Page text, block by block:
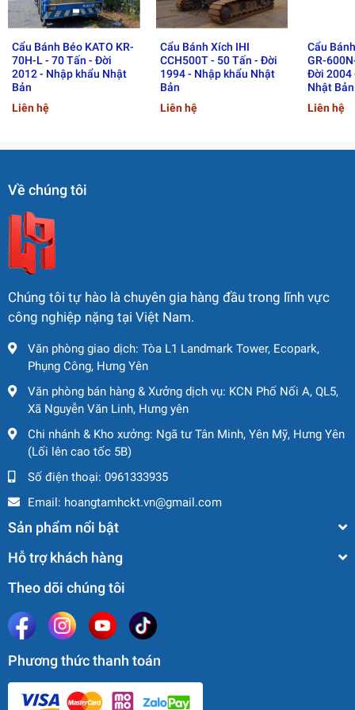
2.2 Khả Năng Di Chuyển
Tốc độ di chuyển tối đa: 85 km/h
Bán kính quay tối thiểu: 24 m
Khoảng sáng gầm xe: 260 mm
Khả năng leo dốc tối đa: 43%
3. Hiệu Suất Nâng Của Cẩu
Zoomlion ZTC350H552
3.1 Tải Trọng Và Mô-men Nâng
Tải trọng nâng tối đa: 35 tấn
Mô-men nâng lớn nhất (cần cơ bản): 1568 kN·m
3.2 Cấu Hình Cần Nâng
Chiều dài cần cơ bản: 11.2 m
Chiều dài tối đa khi kết hợp cần chính + cần phụ: 60
m
Góc lệch cần phụ: 0°, 15°, 30°
Trọng lượng đối trọng: 8 tấn
4. Tốc Độ Làm Việc
Thời gian nâng cần: 45 giây
Tốc độ quay: 0 ~ 2.2 vòng/phút
Cẩu Bánh Béo KATO KR-
70H-L - 70 Tấn - Đời
2012 - Nhập khẩu Nhật
Bản
Liên hệ
Cẩu Bánh Xích IHI
CCH500T - 50 Tấn - Đời
1994 - Nhập khẩu Nhật
Bản
Liên hệ
Cẩu
GR-
Đời 2004
Nhật Bản
Liên hệ
Về chúng tôi
Chúng tôi tự hào là chuyên gia hàng đầu trong lĩnh vực
công nghiệp nặng tại Việt Nam.
Văn phòng giao dịch: Tòa L1 Landmark Tower, Ecopark,
Phụng Công, Hưng Yên
Văn phòng bán hàng & Xưởng dịch vụ: KCN Phố Nối A, QL5,
Xã Nguyễn Văn Linh, Hưng yên
Chi nhánh & Kho xưởng: Ngã tư Tân Minh, Yên Mỹ, Hưng Yên
(Lối lên cao tốc 5B)
Số điện thoại: 0961333935
Email: hoangtamhckt.vn@gmail.com
Sản phẩm nổi bật
Hỗ trợ khách hàng
Theo dõi chúng tôi
Phương thức thanh toán